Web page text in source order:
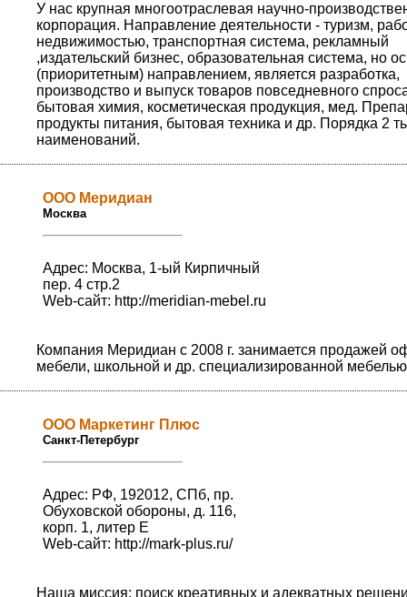
У нас крупная многоотраслевая научно-
корпорация. Направление деятельности - туризм,
недвижимостью, транспортная система, рекламный
,издательский бизнес, образовательная система, но
(приоритетным) направлением, является разработка,
производство и выпуск товаров повседневного
бытовая химия, косметическая продукция, мед.
продукты питания, бытовая техника и др. Порядка 2
наименований.
ООО Меридиан
Москва
Адрес: Москва, 1-ый Кирпичный
пер. 4 стр.2
Web-сайт: http://meridian-mebel.ru
Компания Меридиан с 2008 г. занимается продажей
мебели, школьной и др. специализированной
ООО Маркетинг Плюс
Санкт-Петербург
Адрес: РФ, 192012, СПб, пр.
Обуховской обороны, д. 116,
корп. 1, литер Е
Web-сайт: http://mark-plus.ru/
Наша миссия: поиск креативных и адекватных